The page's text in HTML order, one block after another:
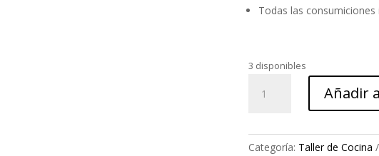
Todas las consumiciones
3 disponibles
-
Añadir
Categoría: Taller de Cocina